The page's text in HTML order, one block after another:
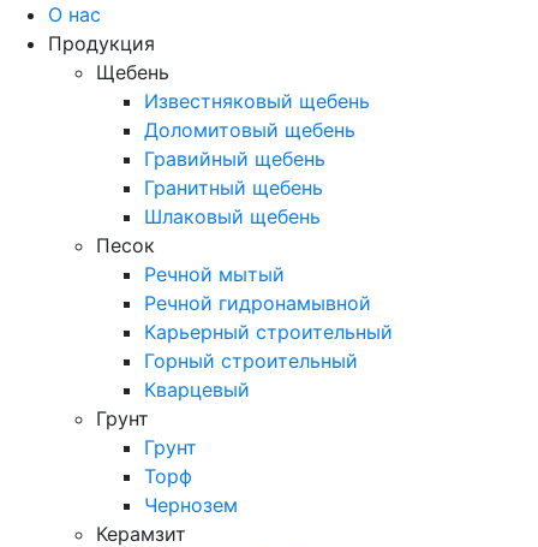
О нас
Продукция
Щебень
Известняковый щебень
Доломитовый щебень
Гравийный щебень
Гранитный щебень
Шлаковый щебень
Песок
Речной мытый
Речной гидронамывной
Карьерный строительный
Горный строительный
Кварцевый
Грунт
Грунт
Торф
Чернозем
Керамзит